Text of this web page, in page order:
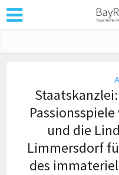
und die
Limmersdorf
des